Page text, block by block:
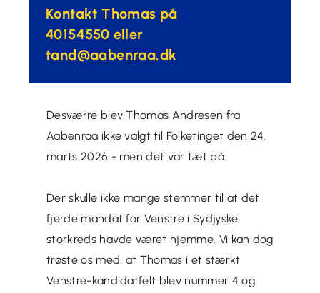
Kontakt Thomas på
40154550 eller
tand@aabenraa.dk
Desværre blev Thomas Andresen fra
Aabenraa ikke valgt til Folketinget den 24.
marts 2026 - men det var tæt på.
Der skulle ikke mange stemmer til at det
fjerde mandat for Venstre i Sydjyske
storkreds havde været hjemme. Vi kan dog
trøste os med, at Thomas i et stærkt
Venstre-kandidatfelt blev nummer 4 og